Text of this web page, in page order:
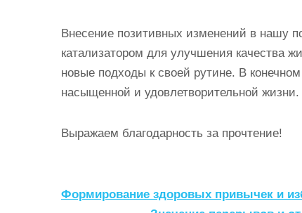
Внесение позитивных изменений в нашу
катализатором для улучшения качества
новые подходы к своей рутине. В
насыщенной и удовлетворительной жизни.
Выражаем благодарность за прочтение!
Н
Формирование здоровых привычек и